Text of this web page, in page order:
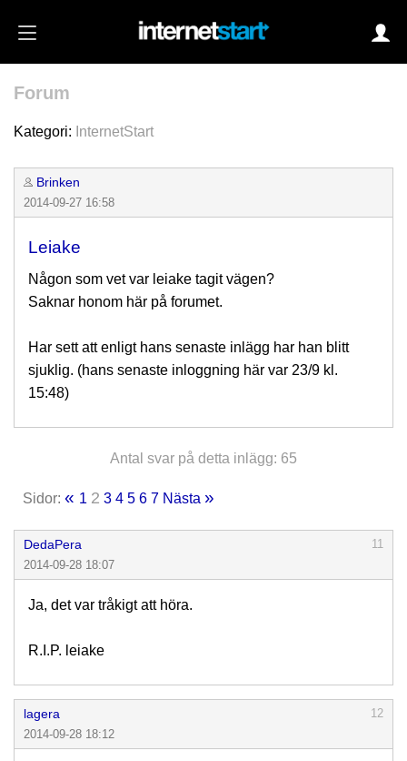
Forum
Kategori: InternetStart
Brinken
2014-09-27 16:58
Leiake
Någon som vet var leiake tagit vägen?
Saknar honom här på forumet.
Har sett att enligt hans senaste inlägg har han blitt
sjuklig. (hans senaste inloggning här var 23/9 kl.
15:48)
Antal svar på detta inlägg: 65
Sidor: « 1 2 3 4 5 6 7 Nästa »
DedaPera
11
2014-09-28 18:07
Ja, det var tråkigt att höra.
R.I.P. leiake
lagera
12
2014-09-28 18:12